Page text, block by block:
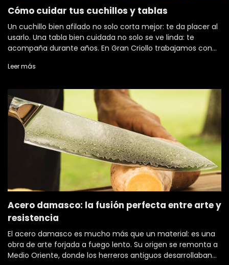
Cómo cuidar tus cuchillos y tablas
Un cuchillo bien afilado no solo corta mejor: te da placer al
usarlo. Una tabla bien cuidada no solo se ve linda: te
acompaña durante años. En Gran Criollo trabajamos con
pensadas para durar toda l
Leer más
Acero damasco: la fusión perfecta entre arte y
resistencia
El acero damasco es mucho más que un material: es una
obra de arte forjada a fuego lento. Su origen se remonta a
Medio Oriente, donde los herreros antiguos desarrollaban